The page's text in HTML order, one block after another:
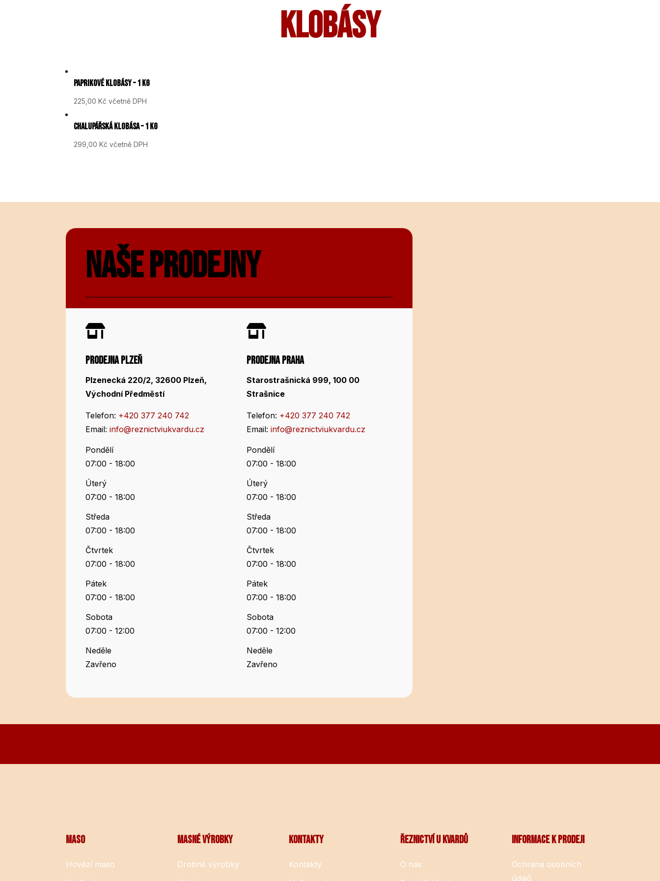
KLOBÁSY
PAPRIKOVÉ KLOBÁSY – 1 KG
225,00Kč včetně DPH
CHALUPÁŘSKÁ KLOBÁSA – 1 KG
299,00Kč včetně DPH
NAŠE PRODEJNY

PRODEJNA PLZEŇ
Plzenecká 220/2, 32600 Plzeň,
Východní Předměstí
Telefon: +420 377 240 742
Email: info@reznictviukvardu.cz
Pondělí
07:00 - 18:00
Úterý
07:00 - 18:00
Středa
07:00 - 18:00
Čtvrtek
07:00 - 18:00
Pátek
07:00 - 18:00
Sobota
07:00 - 12:00
Neděle
Zavřeno

PRODEJNA PRAHA
Starostrašnická 999, 100 00
Strašnice
Telefon: +420 377 240 742
Email: info@reznictviukvardu.cz
Pondělí
07:00 - 18:00
Úterý
07:00 - 18:00
Středa
07:00 - 18:00
Čtvrtek
07:00 - 18:00
Pátek
07:00 - 18:00
Sobota
07:00 - 12:00
Neděle
Zavřeno
MASO
Hovězí maso
MASNÉ VÝROBKY
Drobné výrobky
KONTAKTY
Kontakty
ŘEZNICTVÍ U KVARDŮ
O nás
INFORMACE K PRODEJI
Ochrana osobních
údajů